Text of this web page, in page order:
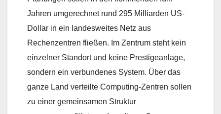
Jahren umgerechnet rund 295 Milliarden US-
Dollar in ein landesweites Netz aus
Rechenzentren fließen. Im Zentrum steht kein
einzelner Standort und keine Prestigeanlage,
sondern ein verbundenes System. Über das
ganze Land verteilte Computing-Zentren sollen
zu einer gemeinsamen Struktur